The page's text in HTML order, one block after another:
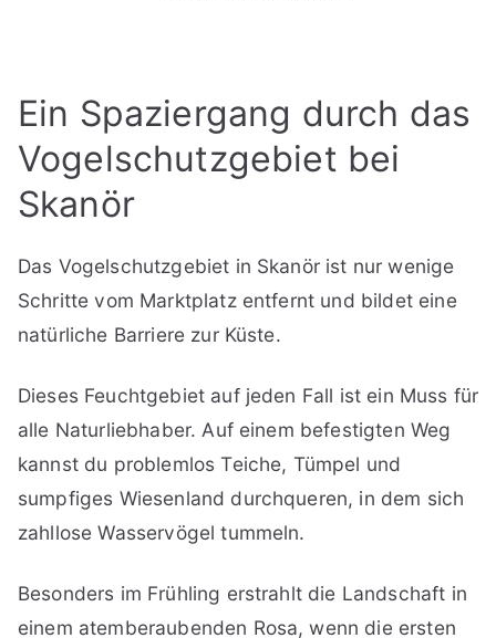
Ein Spaziergang durch das
Vogelschutzgebiet bei
Skanör
Das Vogelschutzgebiet in Skanör ist nur wenige
Schritte vom Marktplatz entfernt und bildet eine
natürliche Barriere zur Küste.
Dieses Feuchtgebiet auf jeden Fall ist ein Muss für
alle Naturliebhaber. Auf einem befestigten Weg
kannst du problemlos Teiche, Tümpel und
sumpfiges Wiesenland durchqueren, in dem sich
zahllose Wasservögel tummeln.
Besonders im Frühling erstrahlt die Landschaft in
einem atemberaubenden Rosa, wenn die ersten